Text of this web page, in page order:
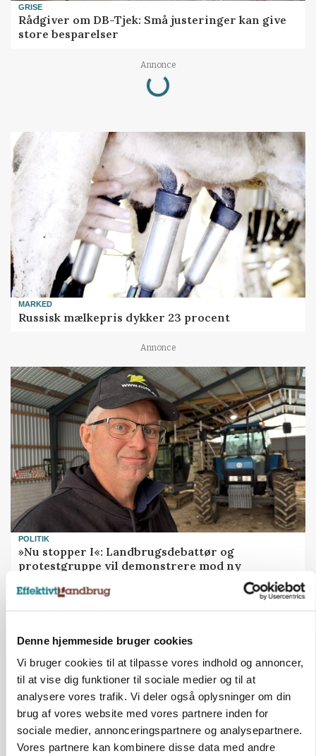
Denne hjemmeside bruger cookies
Vi bruger cookies til at tilpasse vores indhold og annoncer,
til at vise dig funktioner til sociale medier og til at
analysere vores trafik. Vi deler også oplysninger om din
brug af vores website med vores partnere inden for
sociale medier, annonceringspartnere og analysepartnere.
Vores partnere kan kombinere disse data med andre
GRISE
Rådgiver om DB-Tjek: Små justeringer kan give
store besparelser
Annonce
Loading...
MARKED
Russisk mælkepris dykker 23 procent
Annonce
POLITIK
»Nu stopper I«: Landbrugsdebattør og
protestgruppe vil demonstrere mod ny
Annonce
KVÆG
Annonce
Loading...